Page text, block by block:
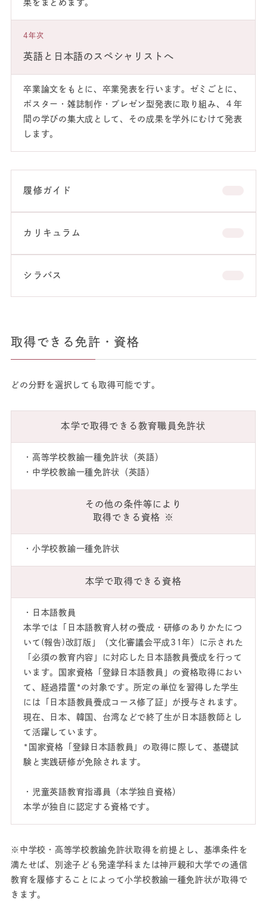
果をまとめます。
4年次
英語と日本語のスペシャリストへ
卒業論文をもとに、卒業発表を行います。ゼミごとに、
ポスター・雑誌制作・プレゼン型発表に取り組み、４年
間の学びの集大成として、その成果を学外にむけて発表
します。
履修ガイド
カリキュラム
シラバス
取得できる免許・資格
どの分野を選択しても取得可能です。
本学で取得できる教育職員免許状
・高等学校教諭一種免許状（英語）
・中学校教諭一種免許状（英語）
その他の条件等により
取得できる資格 ※
・小学校教諭一種免許状
本学で取得できる資格
・日本語教員
本学では「日本語教育人材の養成・研修のありかたにつ
いて(報告)改訂版」（文化審議会平成31年）に示された
「必須の教育内容」に対応した日本語教員養成を行って
います。国家資格「登録日本語教員」の資格取得におい
て、経過措置*の対象です。所定の単位を習得した学生
には「日本語教員養成コース修了証」が授与されます。
現在、日本、韓国、台湾などで終了生が日本語教師とし
て活躍しています。
*国家資格「登録日本語教員」の取得に際して、基礎試
験と実践研修が免除されます。
・児童英語教育指導員（本学独自資格）
本学が独自に認定する資格です。
※中学校・高等学校教諭免許状取得を前提とし、基準条件を
満たせば、別途子ども発達学科または神戸親和大学での通信
教育を履修することによって小学校教諭一種免許状が取得で
きます。